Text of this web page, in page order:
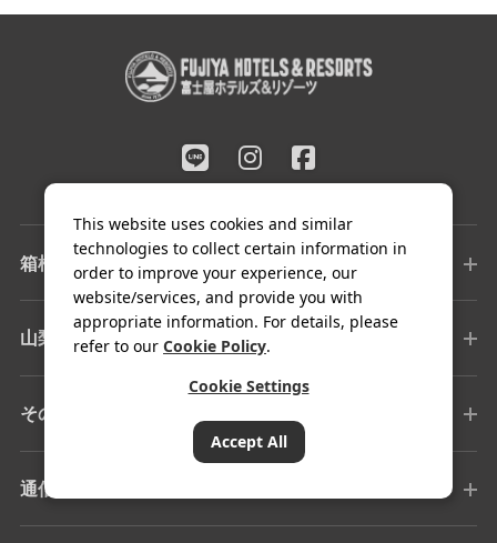
箱根エリア
山梨エリア
その他の施設
通信販売
This website uses cookies and similar
technologies to collect certain information in
order to improve your experience, our
website/services, and provide you with
appropriate information. For details, please
refer to our Cookie Policy.
Cookie Settings
Accept All